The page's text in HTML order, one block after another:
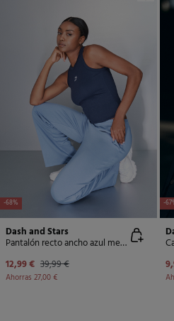
-68%
Dash and Stars
Pantalón recto ancho azul medio
12,99 € 39,99 €
Ahorras 27,00 €
-